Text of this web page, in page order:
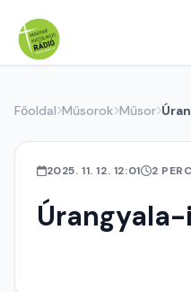
Főoldal Műsorok Műsor
2025. 11. 12. 12:01 2 PERC